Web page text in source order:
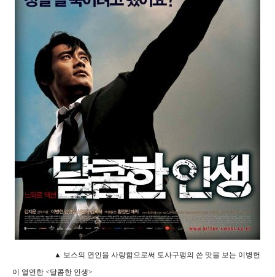
▲ 보스의 연인을 사랑함으로써 토사구팽의 쓴 맛을 보는 이병헌
이 열연한 <달콤한 인생>